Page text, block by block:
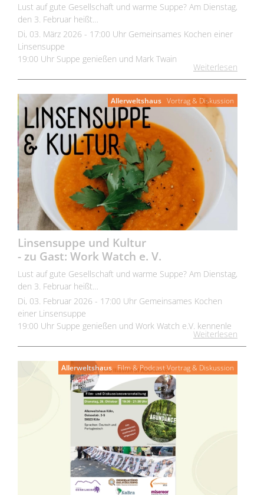
Lust auf gute Gesellschaft und warme Suppe? Am Dienstag,
den 3. Februar heißt…
Di, 03. März 2026 - 17:00 Uhr Gemeinsames Kochen einer
Linsensuppe
19:00 Uhr Suppe genießen und Mark Twain
Weiterlesen
Allerweltshaus Vortrag & Diskussion
Linsensuppe und Kultur
- zu Gast: Work Watch e. V.
Lust auf gute Gesellschaft und warme Suppe? Am Dienstag,
den 3. Februar heißt…
Di, 03. Februar 2026 - 17:00 Uhr Gemeinsames Kochen
einer Linsensuppe
19:00 Uhr Suppe genießen und Work Watch e.V. kennenle
Weiterlesen
Allerweltshaus Film & Podcast Vortrag & Diskussion